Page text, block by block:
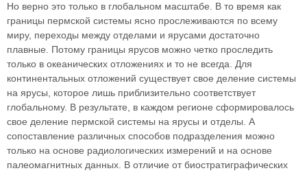
Но верно это только в глобальном масштабе. В то время как
границы пермской системы ясно прослеживаются по всему
миру, переходы между отделами и ярусами достаточно
плавные. Потому границы ярусов можно четко проследить
только в океанических отложениях и то не всегда. Для
континентальных отложений существует свое деление системы
на ярусы, которое лишь приблизительно соответствует
глобальному. В результате, в каждом регионе сформировалось
свое деление пермской системы на ярусы и отделы. А
сопоставление различных способов подразделения можно
только на основе радиологических измерений и на основе
палеомагнитных данных. В отличие от биостратиграфических